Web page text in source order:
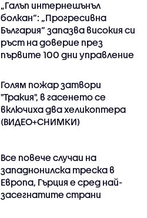
„Галъп интернешънъл
болкан“: „Прогресивна
България“ запазва високия си
ръст на доверие през
първите 100 дни управление
Голям пожар затвори
"Тракия", в гасенето се
включиха два хеликоптера
(ВИДЕО+СНИМКИ)
Все повече случаи на
западнонилска треска в
Европа, Гърция е сред най-
засегнатите страни